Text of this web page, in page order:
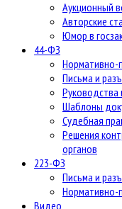
Аукционный
Авторские
Юмор в
44-ФЗ
Нормативно-
Письма и
Руководства
Шаблоны
Судебная
Решения
органов
223-ФЗ
Письма и
Нормативно-
Видео